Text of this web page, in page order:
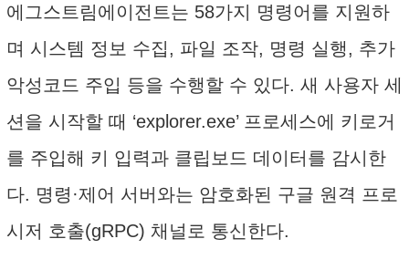
에그스트림에이전트는 58가지 명령어를 지원하
며 시스템 정보 수집, 파일 조작, 명령 실행, 추가
악성코드 주입 등을 수행할 수 있다. 새 사용자 세
션을 시작할 때 ‘explorer.exe’ 프로세스에 키로거
를 주입해 키 입력과 클립보드 데이터를 감시한
다. 명령·제어 서버와는 암호화된 구글 원격 프로
시저 호출(gRPC) 채널로 통신한다.